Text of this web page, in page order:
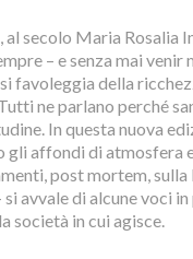
secolo Maria Rosalia
– e senza mai venir
favoleggia della
ne parlano perché
In questa nuova
gli affondi di atmosfera
post mortem,
avvale di alcune voci in
società in cui agisce.